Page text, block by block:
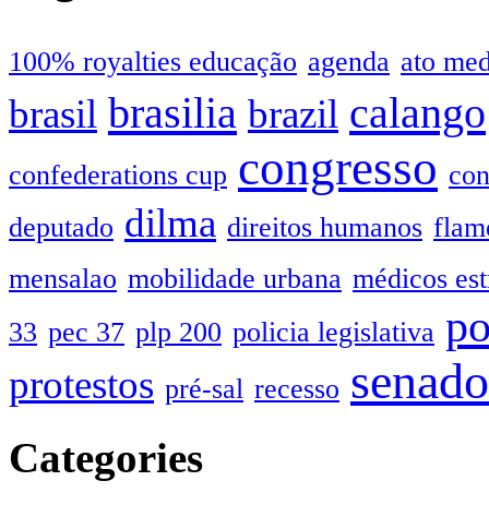
100% royalties educação agenda ato
brasil brasilia brazil calango
confederations cup congresso
deputado dilma direitos humanos
mensalao mobilidade urbana médicos
33 pec 37 plp 200 policia legislativa
protestos pré-sal recesso senado
Categories